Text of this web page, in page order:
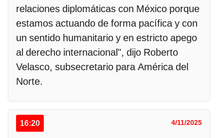
relaciones diplomáticas con México porque
estamos actuando de forma pacífica y con
un sentido humanitario y en estricto apego
al derecho internacional", dijo Roberto
Velasco, subsecretario para América del
Norte.
16:20 4/11/2025